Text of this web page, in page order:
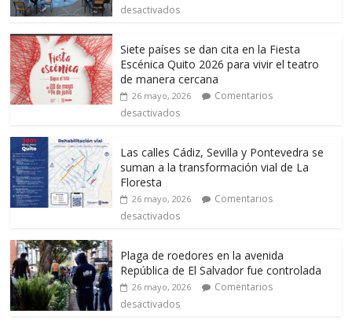
desactivados
Siete países se dan cita en la Fiesta
Escénica Quito 2026 para vivir el teatro
de manera cercana
26 mayo, 2026
Comentarios
desactivados
Las calles Cádiz, Sevilla y Pontevedra se
suman a la transformación vial de La
Floresta
26 mayo, 2026
Comentarios
desactivados
Plaga de roedores en la avenida
República de El Salvador fue controlada
26 mayo, 2026
Comentarios
desactivados